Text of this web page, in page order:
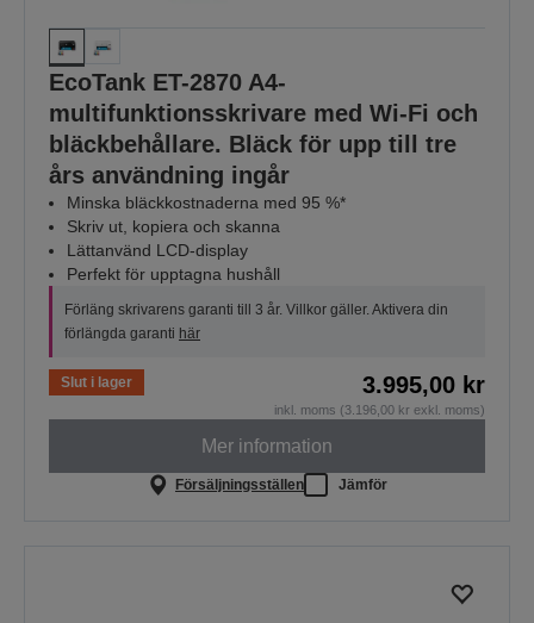
EcoTank ET-2870 A4-
multifunktionsskrivare med Wi-Fi och
bläckbehållare. Bläck för upp till tre
års användning ingår
Minska bläckkostnaderna med 95 %*
Skriv ut, kopiera och skanna
Lättanvänd LCD-display
Perfekt för upptagna hushåll
Förläng skrivarens garanti till 3 år. Villkor gäller. Aktivera din
förlängda garanti här
Slut i lager 3.995,00 kr
inkl. moms (3.196,00 kr exkl. moms)
Mer information
Försäljningsställen Jämför